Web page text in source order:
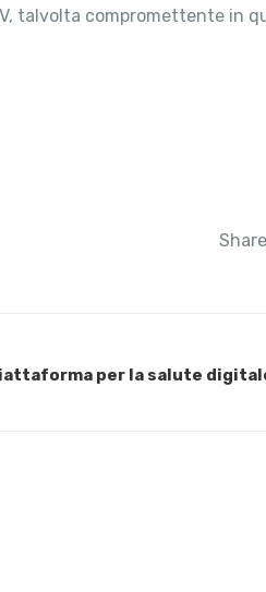
talvolta compromettente in
per la salute